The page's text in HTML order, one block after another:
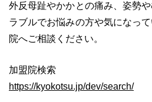
外反母趾やかかとの痛み、姿勢
ラブルでお悩みの方や気になっ
院へご相談ください。
加盟院検索
https://kyokotsu.jp/dev/search/